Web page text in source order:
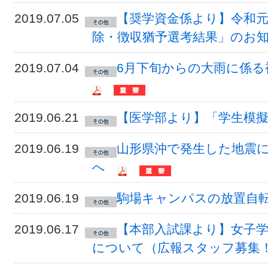
2019.07.05
【奨学資金係より】令和
除・徴収猶予選考結果」のお
2019.07.04 6月下旬からの大雨に係
2019.06.21 【医学部より】「学生模
2019.06.19
山形県沖で発生した地震
へ
2019.06.19 駒場キャンパスの放置自
2019.06.17
【本部入試課より】女子
について（広報スタッフ募集